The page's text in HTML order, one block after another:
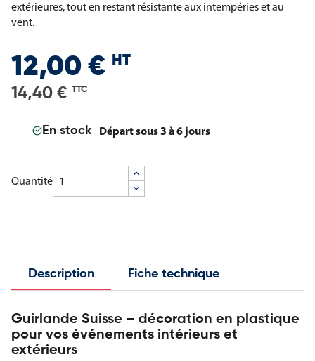
extérieures, tout en restant résistante aux intempéries et au
vent.
12,00 € HT
14,40 € TTC
En stock Départ sous 3 à 6 jours
Quantité
Description Fiche technique
Guirlande Suisse – décoration en plastique
pour vos événements intérieurs et
extérieurs